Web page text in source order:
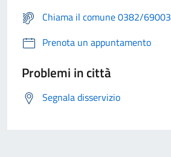
Chiama il comune 0382/69003
Prenota un appuntamento
Problemi in città
Segnala disservizio